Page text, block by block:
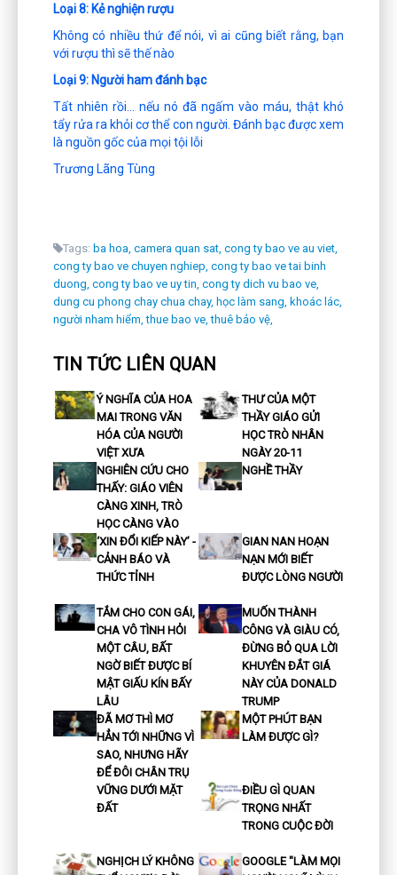
Loại 8: Kẻ nghiện rượu
Không có nhiều thứ để nói, vì ai cũng biết rằng, bạn
với rượu thì sẽ thế nào
Loại 9: Người ham đánh bạc
Tất nhiên rồi… nếu nó đã ngấm vào máu, thật khó
tẩy rửa ra khỏi cơ thể con người. Đánh bạc được xem
là nguồn gốc của mọi tội lỗi
Trương Lãng Tùng
Tags: ba hoa, camera quan sat, cong ty bao ve au viet,
cong ty bao ve chuyen nghiep, cong ty bao ve tai binh
duong, cong ty bao ve uy tin, cong ty dich vu bao ve,
dung cu phong chay chua chay, học làm sang, khoác lác,
người nham hiểm, thue bao ve, thuê bảo vệ,
TIN TỨC LIÊN QUAN
Ý NGHĨA CỦA HOA
MAI TRONG VĂN
HÓA CỦA NGƯỜI
VIỆT XƯA
THƯ CỦA MỘT
THẦY GIÁO GỬI
HỌC TRÒ NHÂN
NGÀY 20-11
NGHIÊN CỨU CHO
THẤY: GIÁO VIÊN
CÀNG XINH, TRÒ
HỌC CÀNG VÀO
NGHỀ THẦY
‘XIN ĐỔI KIẾP NÀY’ -
CẢNH BÁO VÀ
THỨC TỈNH
GIAN NAN HOẠN
NẠN MỚI BIẾT
ĐƯỢC LÒNG NGƯỜI
TẮM CHO CON GÁI,
CHA VÔ TÌNH HỎI
MỘT CÂU, BẤT
NGỜ BIẾT ĐƯỢC BÍ
MẬT GIẤU KÍN BẤY
LÂU
MUỐN THÀNH
CÔNG VÀ GIÀU CÓ,
ĐỪNG BỎ QUA LỜI
KHUYÊN ĐẮT GIÁ
NÀY CỦA DONALD
TRUMP
ĐÃ MƠ THÌ MƠ
HẲN TỚI NHỮNG VÌ
SAO, NHƯNG HÃY
ĐỂ ĐÔI CHÂN TRỤ
VỮNG DƯỚI MẶT
ĐẤT
MỘT PHÚT BẠN
LÀM ĐƯỢC GÌ?
ĐIỀU GÌ QUAN
TRỌNG NHẤT
TRONG CUỘC ĐỜI
NGHỊCH LÝ KHÔNG
GOOGLE "LÀM MỌI